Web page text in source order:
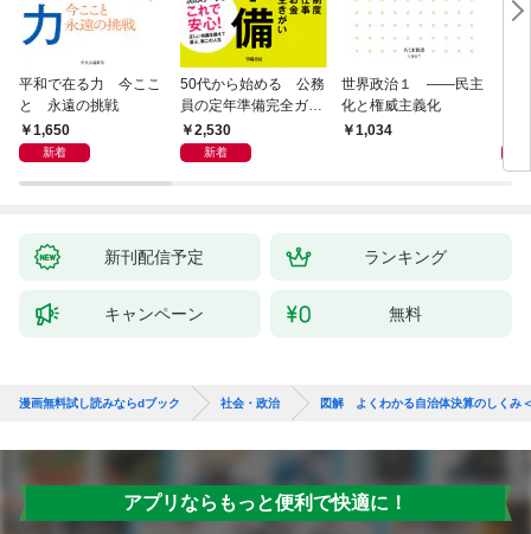
平和で在る力 今ここ
と 永遠の挑戦
1,650
新着
50代から始める 公務
員の定年準備完全ガイ
ド2,530
新着
世界政治１ ――民主
化と権威主義化
1,034
新刊配信予定 ランキング
キャンペーン 無料
漫画無料試し読みならdブック 社会・政治 図解 よくわかる自治体決算のしくみ
アプリならもっと便利で快適に！